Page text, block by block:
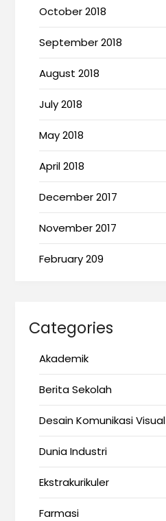
October 2018
September 2018
August 2018
July 2018
May 2018
April 2018
December 2017
November 2017
February 209
Categories
Akademik
Berita Sekolah
Desain Komunikasi Visual
Dunia Industri
Ekstrakurikuler
Farmasi